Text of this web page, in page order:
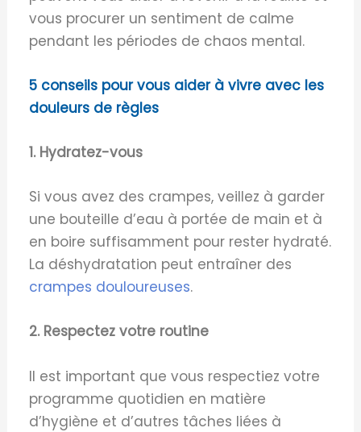
vous procurer un sentiment de calme
pendant les périodes de chaos mental.
5 conseils pour vous aider à vivre avec les
douleurs de règles
1. Hydratez-vous
Si vous avez des crampes, veillez à garder
une bouteille d’eau à portée de main et à
en boire suffisamment pour rester hydraté.
La déshydratation peut entraîner des
crampes douloureuses.
2. Respectez votre routine
Il est important que vous respectiez votre
programme quotidien en matière
d’hygiène et d’autres tâches liées à